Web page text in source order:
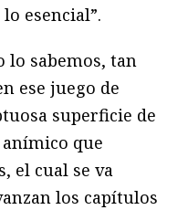
esencial”.
lo sabemos, tan
ese juego de
superficie de
que
el cual se va
los capítulos